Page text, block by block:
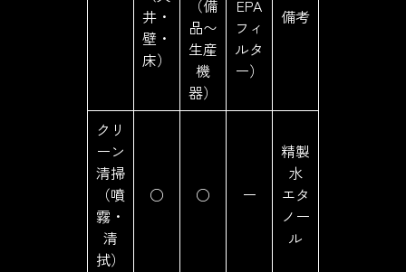
井・
壁・
床）
（備
品〜
生産
機
器）
EPA
フィ
ルタ
ー）
備考
クリ
ーン
清掃
（噴
霧・
清
拭）
○ ○ ー
精製
水
エタ
ノー
ル